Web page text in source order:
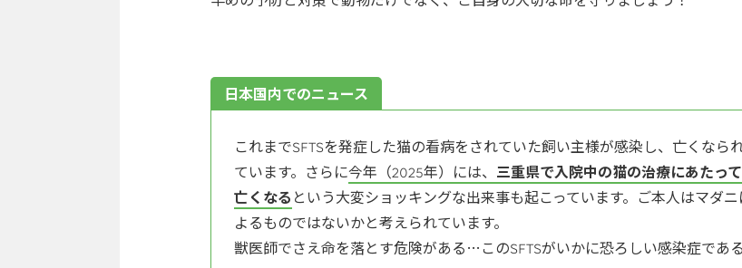
日本国内でのニュース
これまでSFTSを発症した猫の看病をされていた飼い主様が感染し、亡くな
ています。さらに今年（2025年）には、 三重県で入院中の猫の治療にあたっ
亡くなる という大変ショッキングな出来事も起こっています。ご本人はマダ
よるものではないかと考えられています。
獣医師でさえ命を落とす危険がある…このSFTSがいかに恐ろしい感染症であ